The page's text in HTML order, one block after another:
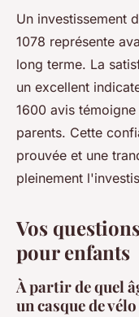
Un investissement
1078 représente
long terme. La
un excellent
1600 avis
parents. Cette
prouvée et une
pleinement
Vos
pour enfants
À partir de quel
un casque de vélo